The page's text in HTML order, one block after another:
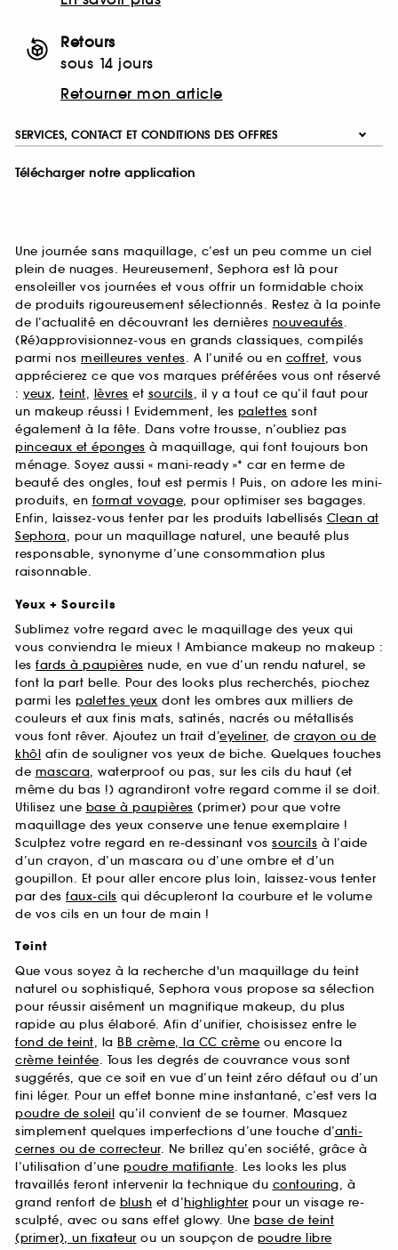
Retours
sous 14 jours
Retourner mon article
SERVICES, CONTACT ET CONDITIONS DES OFFRES
Télécharger notre application
Une journée sans maquillage, c’est un peu comme un ciel
plein de nuages. Heureusement, Sephora est là pour
ensoleiller vos journées et vous offrir un formidable choix
de produits rigoureusement sélectionnés. Restez à la pointe
de l’actualité en découvrant les dernières nouveautés.
(Ré)approvisionnez-vous en grands classiques, compilés
parmi nos meilleures ventes. A l’unité ou en coffret, vous
apprécierez ce que vos marques préférées vous ont réservé
: yeux, teint, lèvres et sourcils, il y a tout ce qu’il faut pour
un makeup réussi ! Evidemment, les palettes sont
également à la fête. Dans votre trousse, n’oubliez pas
pinceaux et éponges à maquillage, qui font toujours bon
ménage. Soyez aussi « mani-ready »* car en terme de
beauté des ongles, tout est permis ! Puis, on adore les mini-
produits, en format voyage, pour optimiser ses bagages.
Enfin, laissez-vous tenter par les produits labellisés Clean at
Sephora, pour un maquillage naturel, une beauté plus
responsable, synonyme d’une consommation plus
raisonnable.
Yeux + Sourcils
Sublimez votre regard avec le maquillage des yeux qui
vous conviendra le mieux ! Ambiance makeup no makeup :
les fards à paupières nude, en vue d’un rendu naturel, se
font la part belle. Pour des looks plus recherchés, piochez
parmi les palettes yeux dont les ombres aux milliers de
couleurs et aux finis mats, satinés, nacrés ou métallisés
vous font rêver. Ajoutez un trait d’eyeliner, de crayon ou de
khôl afin de souligner vos yeux de biche. Quelques touches
de mascara, waterproof ou pas, sur les cils du haut (et
même du bas !) agrandiront votre regard comme il se doit.
Utilisez une base à paupières (primer) pour que votre
maquillage des yeux conserve une tenue exemplaire !
Sculptez votre regard en re-dessinant vos sourcils à l’aide
d’un crayon, d’un mascara ou d’une ombre et d’un
goupillon. Et pour aller encore plus loin, laissez-vous tenter
par des faux-cils qui décupleront la courbure et le volume
de vos cils en un tour de main !
Teint
Que vous soyez à la recherche d'un maquillage du teint
naturel ou sophistiqué, Sephora vous propose sa sélection
pour réussir aisément un magnifique makeup, du plus
rapide au plus élaboré. Afin d’unifier, choisissez entre le
fond de teint, la BB crème, la CC crème ou encore la
crème teintée. Tous les degrés de couvrance vous sont
suggérés, que ce soit en vue d’un teint zéro défaut ou d’un
fini léger. Pour un effet bonne mine instantané, c’est vers la
poudre de soleil qu’il convient de se tourner. Masquez
simplement quelques imperfections d’une touche d’anti-
cernes ou de correcteur. Ne brillez qu’en société, grâce à
l’utilisation d’une poudre matifiante. Les looks les plus
travaillés feront intervenir la technique du contouring, à
grand renfort de blush et d’highlighter pour un visage re-
sculpté, avec ou sans effet glowy. Une base de teint
(primer), un fixateur ou un soupçon de poudre libre